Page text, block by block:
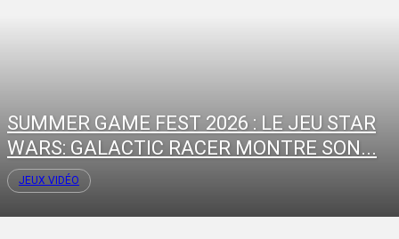
SUMMER GAME FEST 2026 : LE JEU STAR
WARS: GALACTIC RACER MONTRE SON...
JEUX VIDÉO